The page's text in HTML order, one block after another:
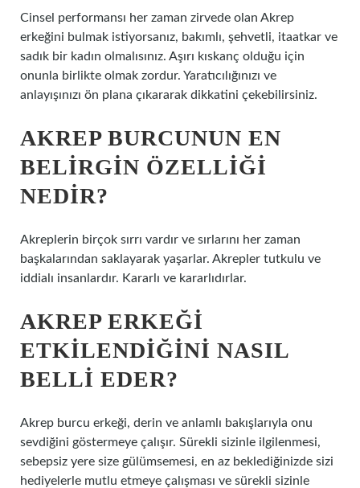
Cinsel performansı her zaman zirvede olan Akrep
erkeğini bulmak istiyorsanız, bakımlı, şehvetli, itaatkar ve
sadık bir kadın olmalısınız. Aşırı kıskanç olduğu için
onunla birlikte olmak zordur. Yaratıcılığınızı ve
anlayışınızı ön plana çıkararak dikkatini çekebilirsiniz.
AKREP BURCUNUN EN
BELIRGIN ÖZELLIĞI
NEDIR?
Akreplerin birçok sırrı vardır ve sırlarını her zaman
başkalarından saklayarak yaşarlar. Akrepler tutkulu ve
iddialı insanlardır. Kararlı ve kararlıdırlar.
AKREP ERKEĞI
ETKILENDIĞINI NASIL
BELLI EDER?
Akrep burcu erkeği, derin ve anlamlı bakışlarıyla onu
sevdiğini göstermeye çalışır. Sürekli sizinle ilgilenmesi,
sebepsiz yere size gülümsemesi, en az beklediğinizde sizi
hediyelerle mutlu etmeye çalışması ve sürekli sizinle